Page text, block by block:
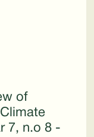
of
7, n.o 8 -